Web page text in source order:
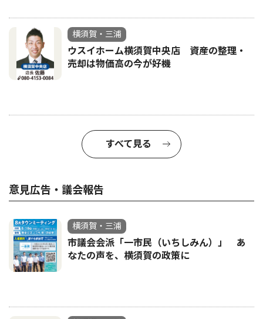
横須賀・三浦
ウスイホーム横須賀中央店 資産の整理・
売却は物価高の今が好機
すべて見る
意見広告・議会報告
横須賀・三浦
市議会会派「一市民（いちしみん）」 あ
なたの声を、横須賀の政策に